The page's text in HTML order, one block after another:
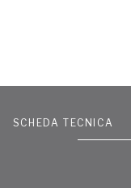
SCHEDA TECNICA